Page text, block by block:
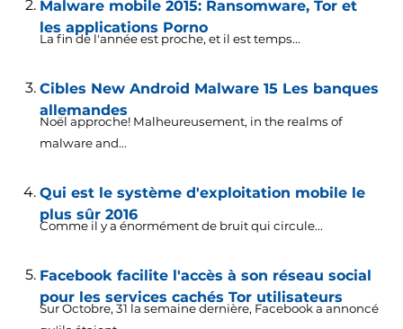
Malware mobile 2015: Ransomware, Tor et
les applications Porno
La fin de l'année est proche, et il est temps...
Cibles New Android Malware 15 Les banques
allemandes
Noël approche! Malheureusement, in the realms of
malware and...
Qui est le système d'exploitation mobile le
plus sûr 2016
Comme il y a énormément de bruit qui circule...
Facebook facilite l'accès à son réseau social
pour les services cachés Tor utilisateurs
Sur Octobre, 31 la semaine dernière, Facebook a annoncé